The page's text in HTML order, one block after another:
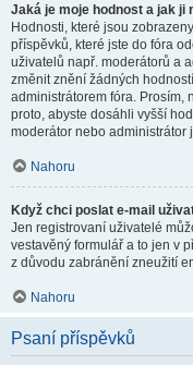
Jaká je moje hodnost a jak ji
Hodnosti, které jsou
příspěvků, které jste do fóra
uživatelů např. moderátorů a
změnit znění žádných
administrátorem fóra. Prosím,
proto, abyste dosáhli vyšší
moderátor nebo administrátor
Nahoru
Když chci poslat e-mail
Jen registrovaní uživatelé
vestavěný formulář a to jen v
z důvodu zabránění zneužití
Nahoru
Psaní příspěvků